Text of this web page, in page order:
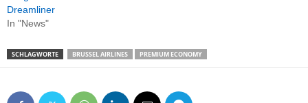
Dreamliner
In "News"
SCHLAGWORTE BRUSSEL AIRLINES PREMIUM ECONOMY